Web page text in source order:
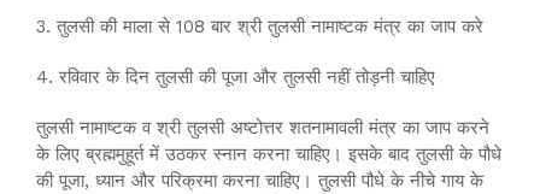
3. तुलसी की माला से 108 बार श्री तुलसी नामाष्टक मंत्र का जाप करे
4. रविवार के दिन तुलसी की पूजा और तुलसी नहीं तोड़नी चाहिए
तुलसी नामाष्टक व श्री तुलसी अष्टोत्तर शतनामावली मंत्र का जाप करने
के लिए ब्रह्ममुहूर्त में उठकर स्नान करना चाहिए। इसके बाद तुलसी के पौधे
की पूजा, ध्यान और परिक्रमा करना चाहिए। तुलसी पौधे के नीचे गाय के